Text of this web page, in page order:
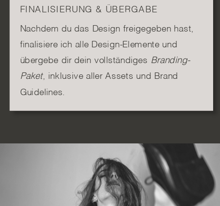
Nachdem du das Design freigegeben hast,
finalisiere ich alle Design-Elemente und
übergebe dir dein vollständiges Branding-
Paket, inklusive aller Assets und Brand
Guidelines.
FINALISIERUNG & ÜBERGABE